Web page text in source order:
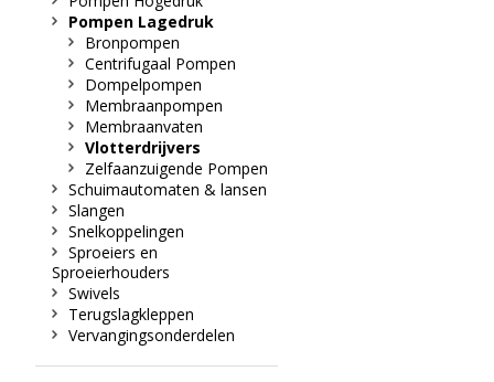
Pompen Lagedruk
Bronpompen
Centrifugaal Pompen
Dompelpompen
Membraanpompen
Membraanvaten
Vlotterdrijvers
Zelfaanzuigende Pompen
Schuimautomaten & lansen
Slangen
Snelkoppelingen
Sproeiers en
Sproeierhouders
Swivels
Terugslagkleppen
Vervangingsonderdelen